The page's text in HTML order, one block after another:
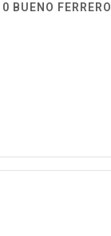
FERRERO